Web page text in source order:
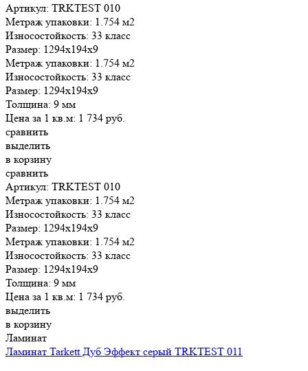
Артикул: TRKTEST 010
Метраж упаковки: 1.754 м2
Износостойкость: 33 класс
Размер: 1294x194x9
Метраж упаковки: 1.754 м2
Износостойкость: 33 класс
Размер: 1294x194x9
Толщина: 9 мм
Цена за 1 кв.м: 1 734 руб.
сравнить
выделить
в корзину
сравнить
Артикул: TRKTEST 010
Метраж упаковки: 1.754 м2
Износостойкость: 33 класс
Размер: 1294x194x9
Метраж упаковки: 1.754 м2
Износостойкость: 33 класс
Размер: 1294x194x9
Толщина: 9 мм
Цена за 1 кв.м: 1 734 руб.
выделить
в корзину
Ламинат
Ламинат Tarkett Дуб Эффект серый TRKTEST 011